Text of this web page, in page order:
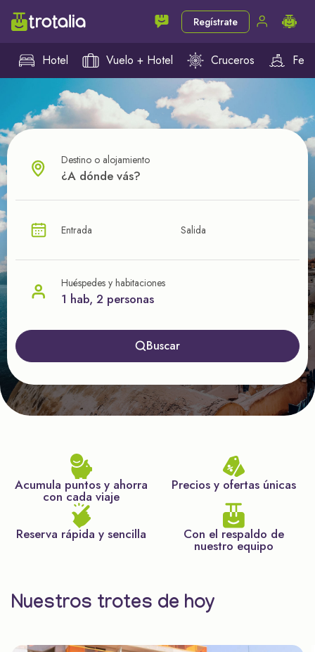
Regístrate
Hotel Vuelo + Hotel Cruceros
¿CUÁL VA A SER TU PRÓXIMO TROTE?
nuestras ofertas
Destino o alojamiento
Entrada Salida
Huéspedes y habitaciones
1 hab, 2 personas
Buscar
Acumula puntos y ahorra
con cada viaje
Precios y ofertas únicas
Reserva rápida y sencilla Con el respaldo de
nuestro equipo
Nuestros trotes de hoy